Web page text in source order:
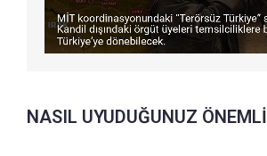
NASIL UYUDUĞUNUZ ÖNEMLİ